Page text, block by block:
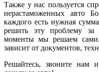
Также у нас пользуется
нерастаможенных авто
каждого есть нужная
решить эту проблему за
моменты мы решаем
зависит от документов,
Решайтесь, звоните нам